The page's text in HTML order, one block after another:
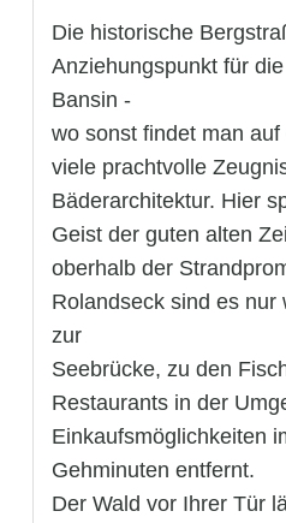
Die historische
Anziehungspunkt für
Bansin -
wo sonst findet man
viele prachtvolle
Bäderarchitektur. Hier
Geist der guten alten
oberhalb der
Rolandseck sind es nur
zur
Seebrücke, zu den
Restaurants in der
Einkaufsmöglichkeiten
Gehminuten entfernt.
Der Wald vor Ihrer Tür